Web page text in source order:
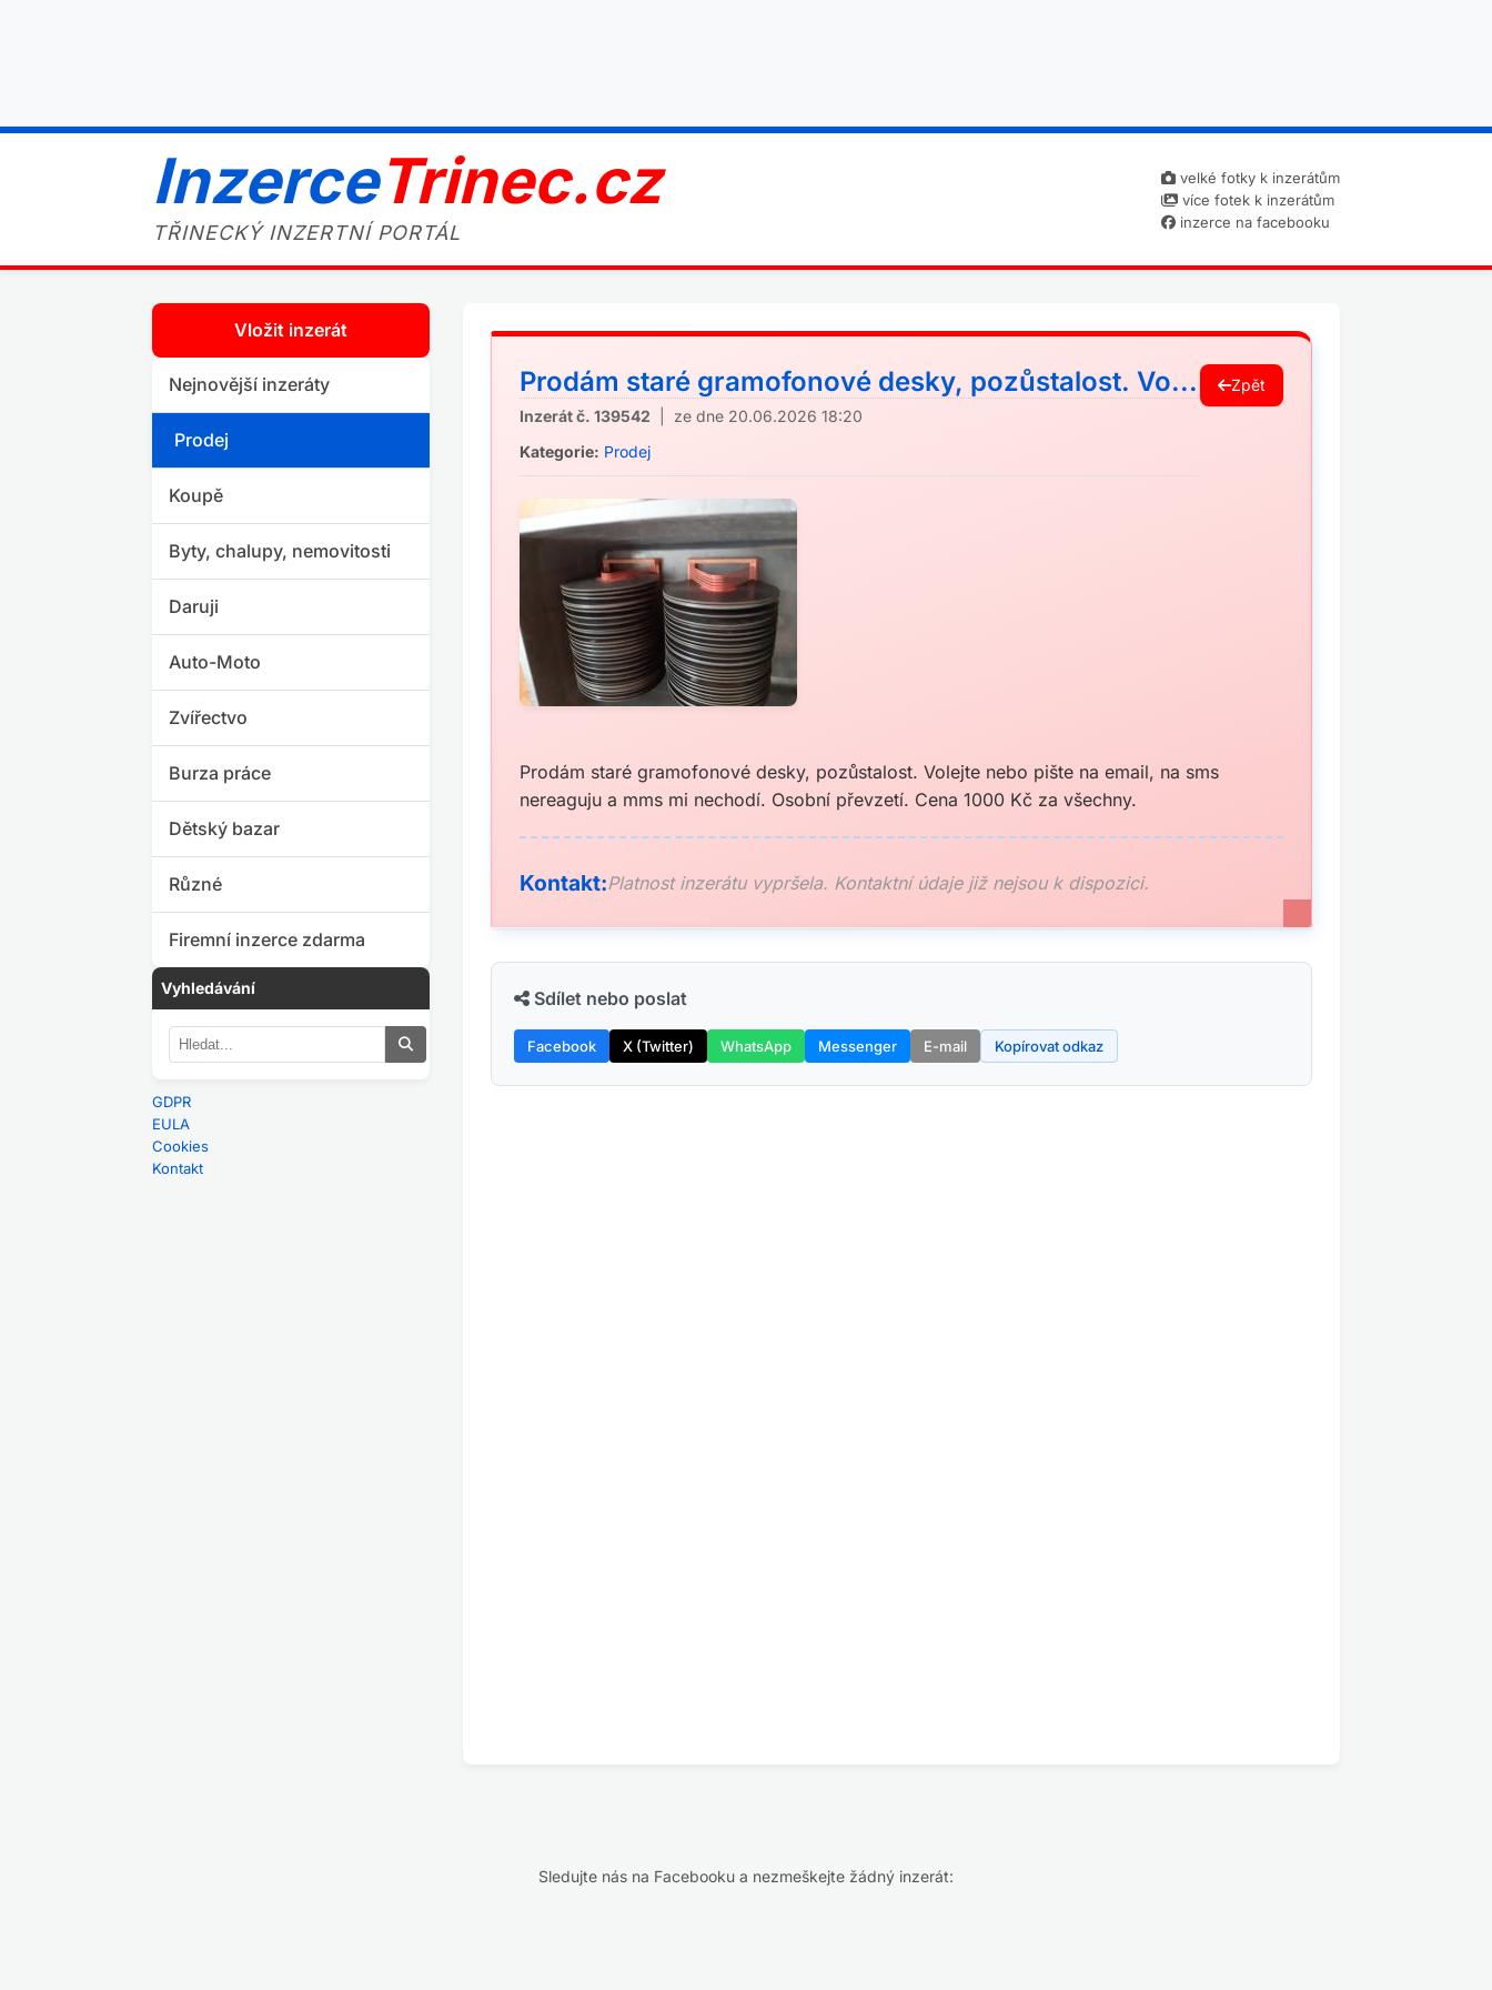
InzerceTrinec.cz
TŘINECKÝ INZERTNÍ PORTÁL
velké fotky k inzerátům
více fotek k inzerátům
inzerce na facebooku
Vložit inzerát
Nejnovější inzeráty
Prodej
Koupě
Byty, chalupy, nemovitosti
Daruji
Auto-Moto
Zvířectvo
Burza práce
Dětský bazar
Různé
Firemní inzerce zdarma
Vyhledávání
GDPR
EULA
Cookies
Kontakt
Prodám staré gramofonové desky, pozůstalost. Vo...
Inzerát č. 139542 | ze dne 20.06.2026 18:20
Kategorie: Prodej
Zpět
Prodám staré gramofonové desky, pozůstalost. Volejte nebo pište na email, na sms
nereaguju a mms mi nechodí. Osobní převzetí. Cena 1000 Kč za všechny.
Kontakt:Platnost inzerátu vypršela. Kontaktní údaje již nejsou k dispozici.
Sdílet nebo poslat
Facebook X (Twitter) WhatsApp Messenger E-mail Kopírovat odkaz
Sledujte nás na Facebooku a nezmeškejte žádný inzerát: